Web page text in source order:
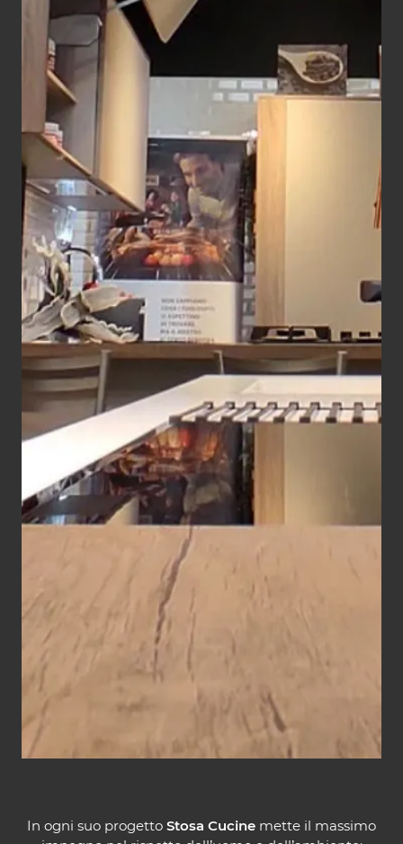
In ogni suo progetto Stosa Cucine mette il massimo